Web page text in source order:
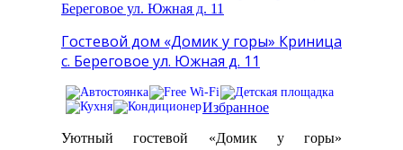
Гостевой дом «Домик у горы» Криница
с. Береговое ул. Южная д. 11
Избранное
Уютный гостевой «Домик у горы»